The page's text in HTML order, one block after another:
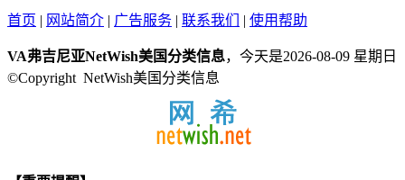
首页 | 网站简介 | 广告服务 | 联系我们 | 使用帮助
VA弗吉尼亚NetWish美国分类信息，今天是2026-08-09 星期日
©Copyright NetWish美国分类信息